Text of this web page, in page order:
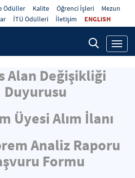
Ödüller Kalite Öğrenci İşleri
Mezun
İTÜ Ödülleri İletişim ENGLISH
Alan Değişikliği
Duyurusu
Üyesi Alım İlanı
Analiz Raporu
Formu